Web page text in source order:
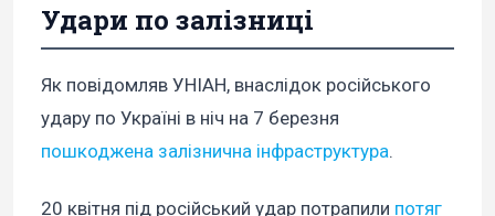
Удари по залізниці
Як повідомляв УНІАН, внаслідок російського
удару по Україні в ніч на 7 березня
пошкоджена залізнична інфраструктура.
20 квітня під російський удар потрапили потяг